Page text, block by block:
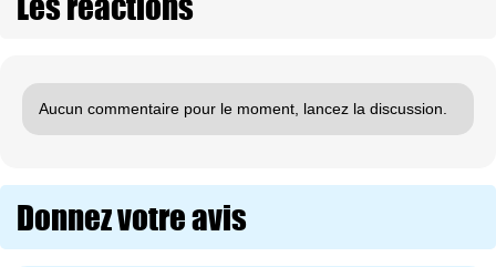
Aucun commentaire pour le moment, lancez la discussion.
Donnez votre avis